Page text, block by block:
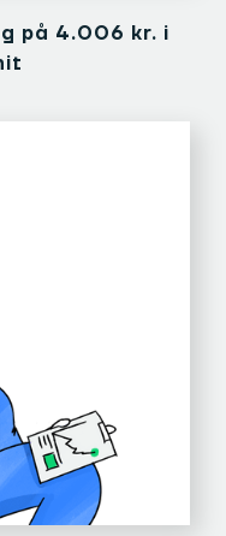
på 4.006 kr. i